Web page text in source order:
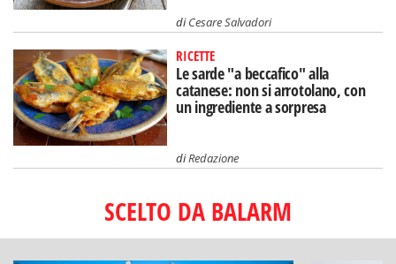
diCesare Salvadori
RICETTE
Le sarde "a beccafico" alla
catanese: non si arrotolano, con
un ingrediente a sorpresa
diRedazione
SCELTO DA BALARM